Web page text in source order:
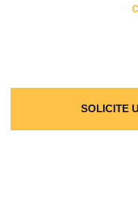
SOLICITE